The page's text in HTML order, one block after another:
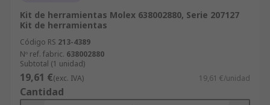
Kit de herramientas Molex 638002880, Serie 207127
Kit de herramientas
Código RS 213-4389
Nº ref. fabric. 638002880
Subtotal (1 unidad)
19,61 €(exc. IVA) 19,61 €/unidad
Cantidad